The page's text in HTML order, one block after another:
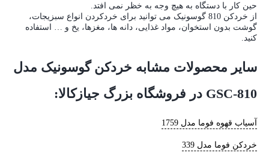
حین کار با دستگاه به هیچ وجه به خظر نمی افتد.
از خردکن 810 گوسونیک می توانید برای خردکردن انواع سبزیجات،
گوشت بدون استخوان، مواد غذایی، دانه ها، مغزها، یخ و … استفاده
کنید.
سایر محصولات مشابه خردکن گوسونیک مدل
GSC-810 در فروشگاه بزرگ جیازکالا:
آسیاب قهوه فوما مدل 1759
خردکن فوما مدل 339